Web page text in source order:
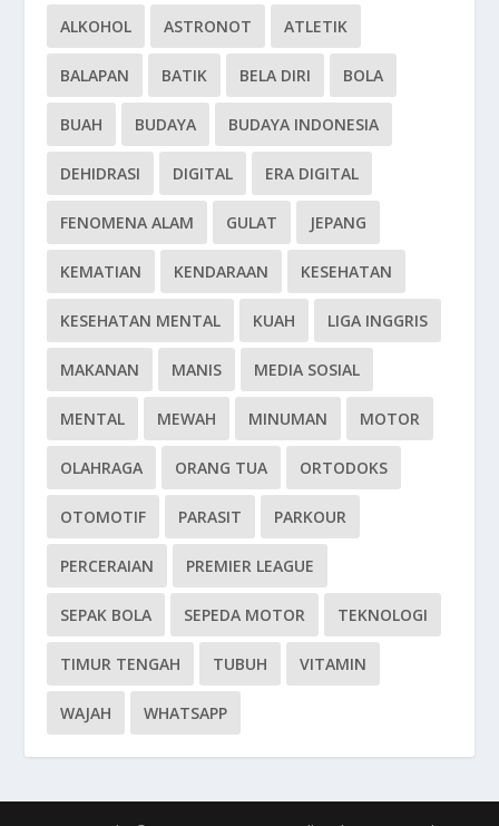
ALKOHOL ASTRONOT ATLETIK
BALAPAN BATIK BELA DIRI BOLA
BUAH BUDAYA BUDAYA INDONESIA
DEHIDRASI DIGITAL ERA DIGITAL
FENOMENA ALAM GULAT JEPANG
KEMATIAN KENDARAAN KESEHATAN
KESEHATAN MENTAL KUAH LIGA INGGRIS
MAKANAN MANIS MEDIA SOSIAL
MENTAL MEWAH MINUMAN MOTOR
OLAHRAGA ORANG TUA ORTODOKS
OTOMOTIF PARASIT PARKOUR
PERCERAIAN PREMIER LEAGUE
SEPAK BOLA SEPEDA MOTOR TEKNOLOGI
TIMUR TENGAH TUBUH VITAMIN
WAJAH WHATSAPP